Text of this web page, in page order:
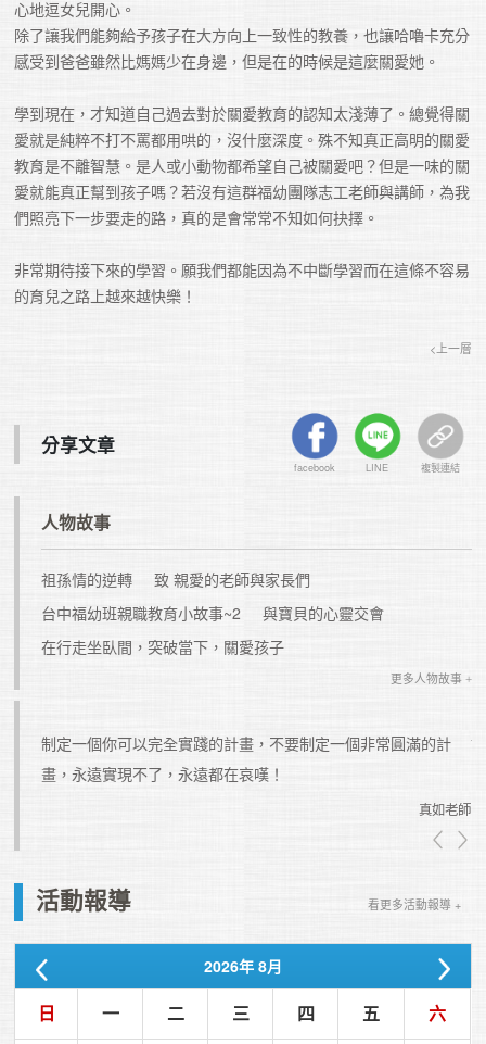
人物故事
祖孫情的逆轉
致 親愛的老師與家長們
台中福幼班親職教育小故事~2
與寶貝的心靈交會
在行走坐臥間，突破當下，關愛孩子
更多人物故事 +
分享文章
facebook LINE 複製連結
心地逗女兒開心。
除了讓我們能夠給予孩子在大方向上一致性的教養，也讓哈嚕卡充分
感受到爸爸雖然比媽媽少在身邊，但是在的時候是這麼關愛她。
學到現在，才知道自己過去對於關愛教育的認知太淺薄了。總覺得關
愛就是純粹不打不罵都用哄的，沒什麼深度。殊不知真正高明的關愛
教育是不離智慧。是人或小動物都希望自己被關愛吧？但是一味的關
愛就能真正幫到孩子嗎？若沒有這群福幼團隊志工老師與講師，為我
們照亮下一步要走的路，真的是會常常不知如何抉擇。
非常期待接下來的學習。願我們都能因為不中斷學習而在這條不容易
的育兒之路上越來越快樂！
<上一層
制定一個你可以完全實踐的計畫，不要制定一個非常圓滿的計
畫，永遠實現不了，永遠都在哀嘆！
真如老師
活動報導 看更多活動報導 +
2026年 8月
日 一 二 三 四 五
六